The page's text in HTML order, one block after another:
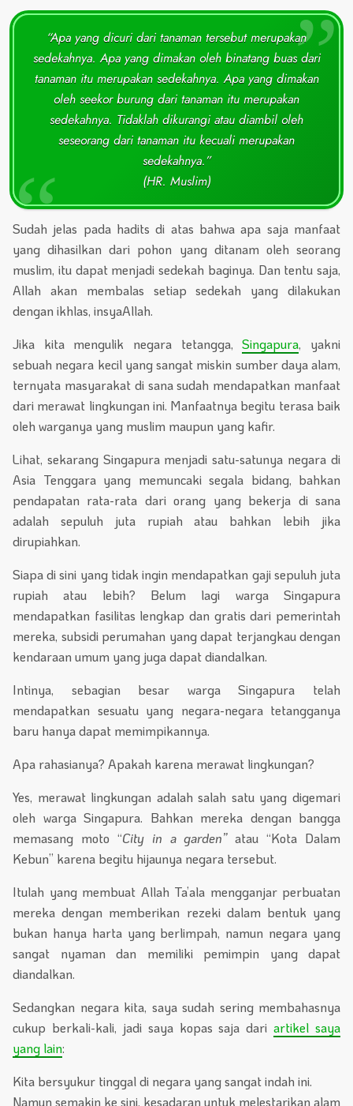
“Apa yang dicuri dari tanaman tersebut merupakan
sedekahnya. Apa yang dimakan oleh binatang buas dari
tanaman itu merupakan sedekahnya. Apa yang dimakan
oleh seekor burung dari tanaman itu merupakan
sedekahnya. Tidaklah dikurangi atau diambil oleh
seseorang dari tanaman itu kecuali merupakan
sedekahnya.”
(HR. Muslim)
Sudah jelas pada hadits di atas bahwa apa saja manfaat
yang dihasilkan dari pohon yang ditanam oleh seorang
muslim, itu dapat menjadi sedekah baginya. Dan tentu saja,
Allah akan membalas setiap sedekah yang dilakukan
dengan ikhlas, insyaAllah.
Jika kita mengulik negara tetangga,Singapura, yakni
sebuah negara kecil yang sangat miskin sumber daya alam,
ternyata masyarakat di sana sudah mendapatkan manfaat
dari merawat lingkungan ini. Manfaatnya begitu terasa baik
oleh warganya yang muslim maupun yang kafir.
Lihat, sekarang Singapura menjadi satu-satunya negara di
Asia Tenggara yang memuncaki segala bidang, bahkan
pendapatan rata-rata dari orang yang bekerja di sana
adalah sepuluh juta rupiah atau bahkan lebih jika
dirupiahkan.
Siapa di sini yang tidak ingin mendapatkan gaji sepuluh juta
rupiah atau lebih? Belum lagi warga Singapura
mendapatkan fasilitas lengkap dan gratis dari pemerintah
mereka, subsidi perumahan yang dapat terjangkau dengan
kendaraan umum yang juga dapat diandalkan.
Intinya, sebagian besar warga Singapura telah
mendapatkan sesuatu yang negara-negara tetangganya
baru hanya dapat memimpikannya.
Apa rahasianya? Apakah karena merawat lingkungan?
Yes, merawat lingkungan adalah salah satu yang digemari
oleh warga Singapura. Bahkan mereka dengan bangga
memasang moto “City in a garden”atau “Kota Dalam
Kebun” karena begitu hijaunya negara tersebut.
Itulah yang membuat Allah Ta’ala mengganjar perbuatan
mereka dengan memberikan rezeki dalam bentuk yang
bukan hanya harta yang berlimpah, namun negara yang
sangat nyaman dan memiliki pemimpin yang dapat
diandalkan.
Sedangkan negara kita, saya sudah sering membahasnya
cukup berkali-kali, jadi saya kopas saja dariartikel saya
yang lain:
Kita bersyukur tinggal di negara yang sangat indah ini.
Namun semakin ke sini, kesadaran untuk melestarikan alam